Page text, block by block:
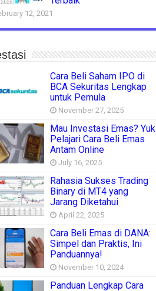
12, 2021
Cara Beli Saham IPO di
BCA Sekuritas Lengkap
untuk Pemula
November 27, 2025
Mau Investasi Emas? Yuk
Pelajari Cara Beli Emas
Antam Online
July 16, 2025
Rahasia Sukses Trading
Binary di MT4 yang
Jarang Diketahui
April 22, 2025
Cara Beli Emas di DANA:
Simpel dan Praktis, Ini
Panduannya!
November 10, 2024
Panduan Lengkap Cara